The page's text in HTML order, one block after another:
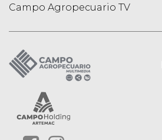
Campo Agropecuario TV